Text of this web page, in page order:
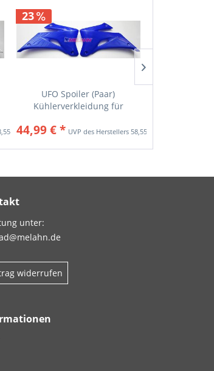
€ *
23
UFO Spoiler (Paar)
Kühlerverkleidung für
44,99 € * 58,55 € *
unter:
widerrufen